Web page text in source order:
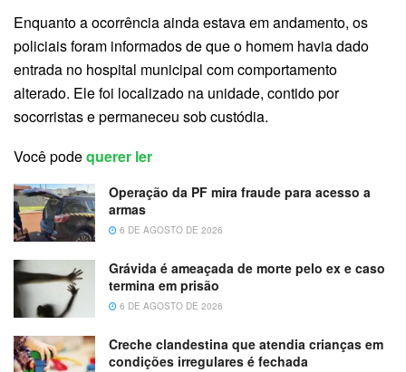
Enquanto a ocorrência ainda estava em andamento, os
policiais foram informados de que o homem havia dado
entrada no hospital municipal com comportamento
alterado. Ele foi localizado na unidade, contido por
socorristas e permaneceu sob custódia.
Você podequerer ler
Operação da PF mira fraude para acesso a
armas
6 DE AGOSTO DE 2026
Grávida é ameaçada de morte pelo ex e caso
termina em prisão
6 DE AGOSTO DE 2026
Creche clandestina que atendia crianças em
condições irregulares é fechada